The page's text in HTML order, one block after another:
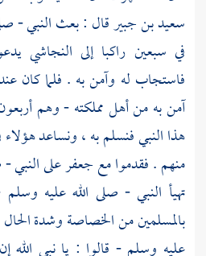
سعيد بن جبيرقال : بعث النبي -
في سبعين راكبا إلى النجاشي
فاستجاب له وآمن به . فلما كان
آمن به من أهل مملكته - وهم
هذا النبي فنسلم به ، ونساعد هؤلاء
منهم . فقدموا معجعفرعلى النبي
تهيأ النبي - صلى الله عليه
بالمسلمين من الخصاصة وشدة الحال
عليه وسلم - قالوا : يا نبي الله